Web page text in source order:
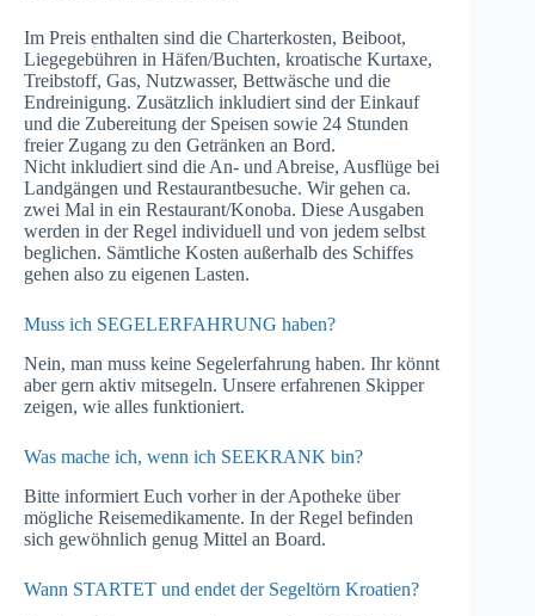
Im Preis enthalten sind die Charterkosten, Beiboot,
Liegegebühren in Häfen/Buchten, kroatische Kurtaxe,
Treibstoff, Gas, Nutzwasser, Bettwäsche und die
Endreinigung. Zusätzlich inkludiert sind der Einkauf
und die Zubereitung der Speisen sowie 24 Stunden
freier Zugang zu den Getränken an Bord.
Nicht inkludiert sind die An- und Abreise, Ausflüge bei
Landgängen und Restaurantbesuche. Wir gehen ca.
zwei Mal in ein Restaurant/Konoba. Diese Ausgaben
werden in der Regel individuell und von jedem selbst
beglichen. Sämtliche Kosten außerhalb des Schiffes
gehen also zu eigenen Lasten.
Muss ich SEGELERFAHRUNG haben?
Nein, man muss keine Segelerfahrung haben. Ihr könnt
aber gern aktiv mitsegeln. Unsere erfahrenen Skipper
zeigen, wie alles funktioniert.
Was mache ich, wenn ich SEEKRANK bin?
Bitte informiert Euch vorher in der Apotheke über
mögliche Reisemedikamente. In der Regel befinden
sich gewöhnlich genug Mittel an Board.
Wann STARTET und endet der Segeltörn Kroatien?